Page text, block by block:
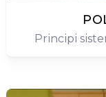
Principi